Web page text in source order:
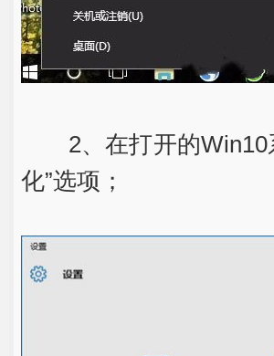
2、在打开的Win10
化”选项；